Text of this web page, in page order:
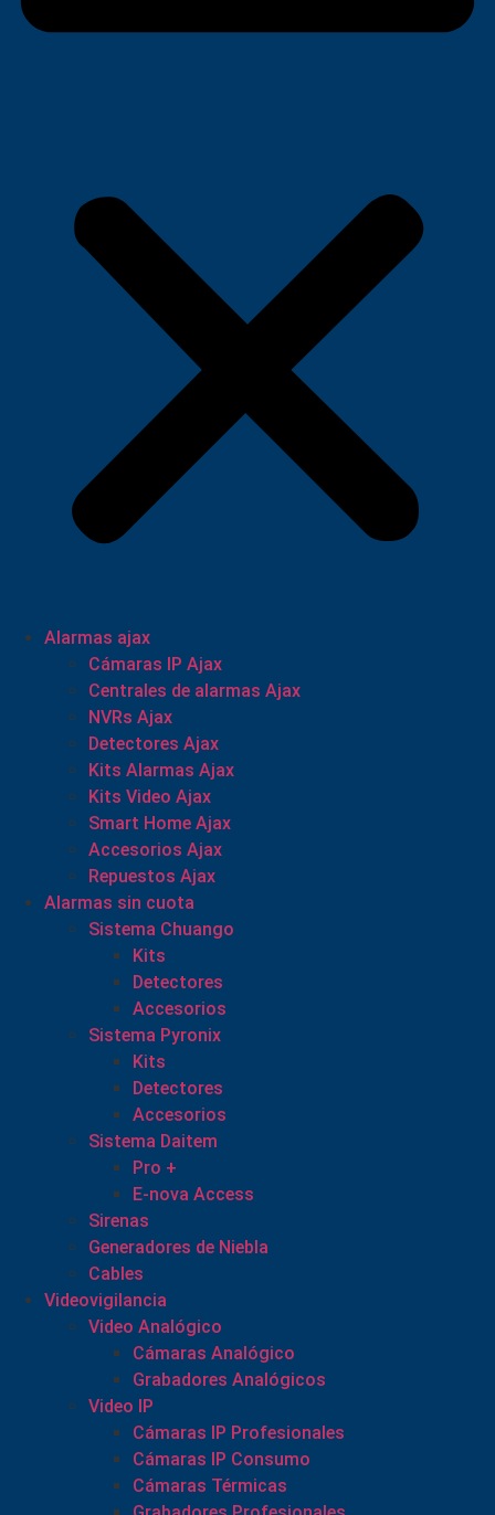
Alarmas ajax
Cámaras IP Ajax
Centrales de alarmas Ajax
NVRs Ajax
Detectores Ajax
Kits Alarmas Ajax
Kits Video Ajax
Smart Home Ajax
Accesorios Ajax
Repuestos Ajax
Alarmas sin cuota
Sistema Chuango
Kits
Detectores
Accesorios
Sistema Pyronix
Kits
Detectores
Accesorios
Sistema Daitem
Pro +
E-nova Access
Sirenas
Generadores de Niebla
Cables
Videovigilancia
Video Analógico
Cámaras Analógico
Grabadores Analógicos
Video IP
Cámaras IP Profesionales
Cámaras IP Consumo
Cámaras Térmicas